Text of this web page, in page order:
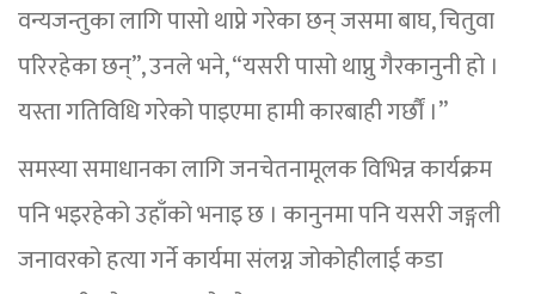
वन्यजन्तुका लागि पासो थाप्ने गरेका छन् जसमा बाघ, चितुवा
परिरहेका छन्”, उनले भने, “यसरी पासो थाप्नु गैरकानुनी हो ।
यस्ता गतिविधि गरेको पाइएमा हामी कारबाही गर्छौं ।”
समस्या समाधानका लागि जनचेतनामूलक विभिन्न कार्यक्रम
पनि भइरहेको उहाँको भनाइ छ । कानुनमा पनि यसरी जङ्गली
जनावरको हत्या गर्ने कार्यमा संलग्न जोकोहीलाई कडा